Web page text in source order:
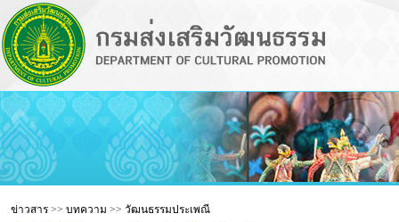
ข่าวสาร>> บทความ >> วัฒนธรรมประเพณี